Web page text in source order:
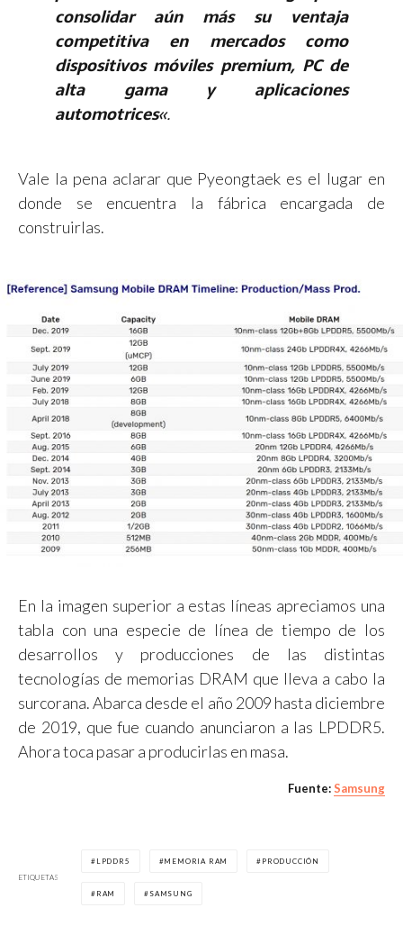
consolidar aún más su ventaja
competitiva en mercados como
dispositivos móviles premium, PC de
alta gama y aplicaciones
automotrices«.
Vale la pena aclarar que Pyeongtaek es el lugar en
donde se encuentra la fábrica encargada de
construirlas.
En la imagen superior a estas líneas apreciamos una
tabla con una especie de línea de tiempo de los
desarrollos y producciones de las distintas
tecnologías de memorias DRAM que lleva a cabo la
surcorana. Abarca desde el año 2009 hasta diciembre
de 2019, que fue cuando anunciaron a las LPDDR5.
Ahora toca pasar a producirlas en masa.
Fuente:Samsung
ETIQUETAS
LPDDR5 MEMORIA RAM PRODUCCIÓN
RAM SAMSUNG